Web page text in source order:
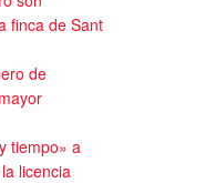
finca de Sant
de
tiempo» a
licencia